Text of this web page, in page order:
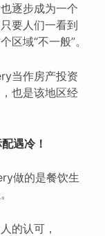
逐步成为一个
要人们一看到
区域“不一般”。
当作房产投资
也是该地区经
遇冷！
做的是餐饮生
的认可，